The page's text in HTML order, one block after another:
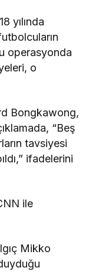
yılında
operasyonda
o
Bongkawong,
“Beş
tavsiyesi
ifadelerini
Mikko